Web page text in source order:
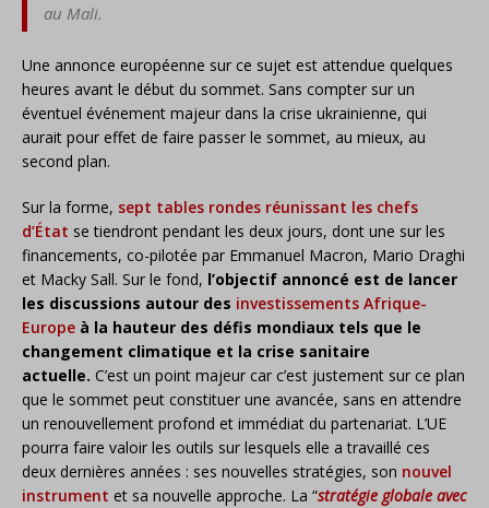
au Mali.
Une annonce européenne sur ce sujet est attendue quelques
heures avant le début du sommet. Sans compter sur un
éventuel événement majeur dans la crise ukrainienne, qui
aurait pour effet de faire passer le sommet, au mieux, au
second plan.
Sur la forme, sept tables rondes réunissant les chefs
d’État se tiendront pendant les deux jours, dont une sur les
financements, co-pilotée par Emmanuel Macron, Mario Draghi
et Macky Sall. Sur le fond, l’objectif annoncé est de lancer
les discussions autour des investissements Afrique-
Europe à la hauteur des défis mondiaux tels que le
changement climatique et la crise sanitaire
actuelle. C’est un point majeur car c’est justement sur ce plan
que le sommet peut constituer une avancée, sans en attendre
un renouvellement profond et immédiat du partenariat. L’UE
pourra faire valoir les outils sur lesquels elle a travaillé ces
deux dernières années : ses nouvelles stratégies, son nouvel
instrument et sa nouvelle approche. La “stratégie globale avec